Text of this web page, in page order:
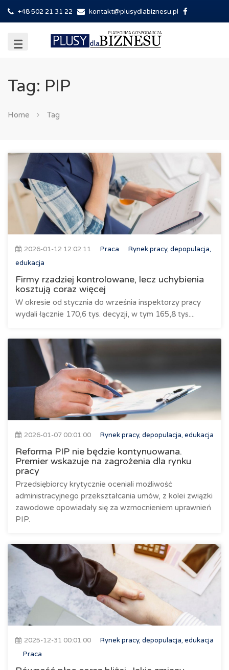
+48 502 21 31 22 kontakt@plusydlabiznesu.pl
Tag: PIP
Home Tag
2026-01-12 12:02:11 Praca
Rynek pracy, depopulacja,
edukacja
Firmy rzadziej kontrolowane, lecz uchybienia
kosztują coraz więcej
W okresie od stycznia do września inspektorzy pracy
wydali łącznie 170,6 tys. decyzji, w tym 165,8 tys....
2026-01-07 00:01:00 Rynek pracy, depopulacja, edukacja
Reforma PIP nie będzie kontynuowana.
Premier wskazuje na zagrożenia dla rynku
pracy
Przedsiębiorcy krytycznie oceniali możliwość
administracyjnego przekształcania umów, z kolei związki
zawodowe opowiadały się za wzmocnieniem uprawnień
PIP.
2025-12-31 00:01:00
Rynek pracy, depopulacja, edukacja
Praca